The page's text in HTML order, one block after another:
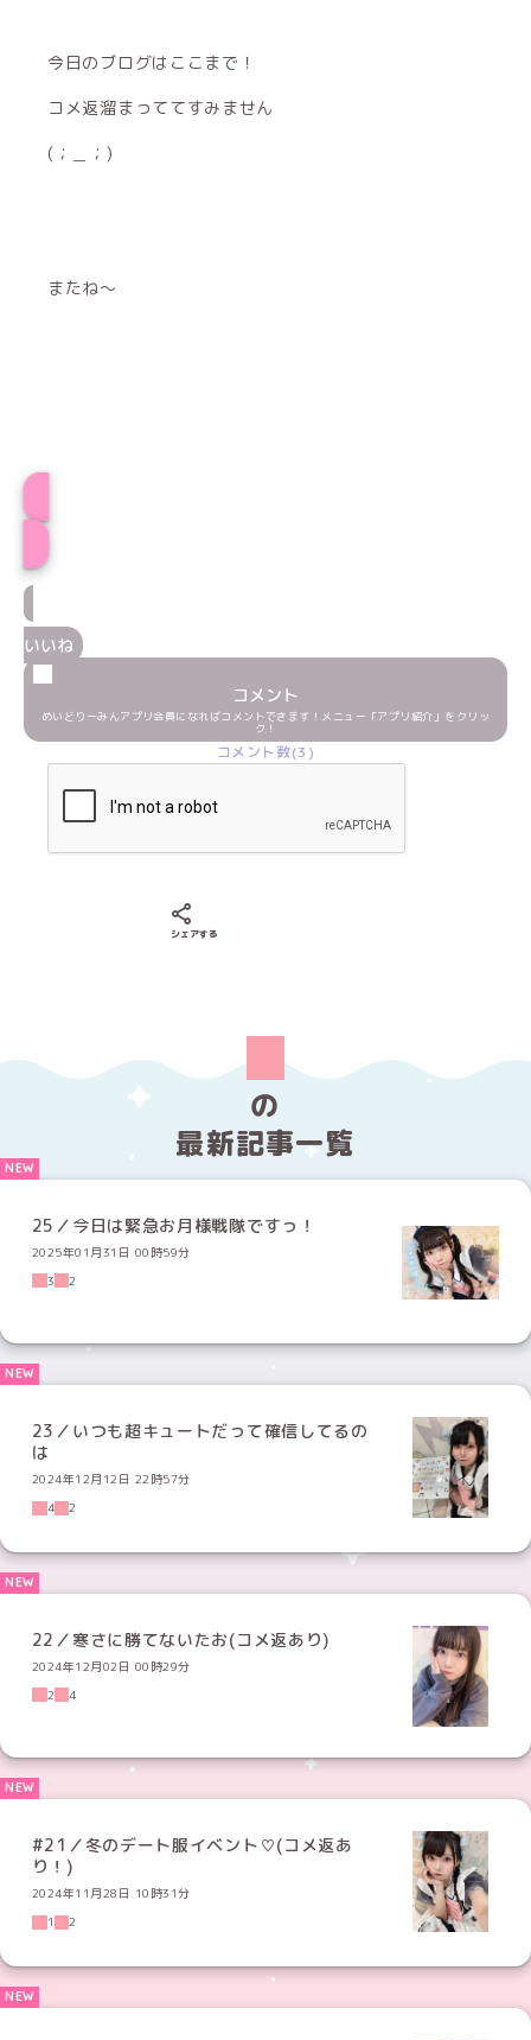
今日のブログはここまで！
コメ返溜まっててすみません
(；＿；)
またね〜
いいね
コメント
めいどりーみんアプリ会員になればコメントできます！メニュー「アプリ紹介」をクリッ
ク！
コメント数(3)
シェアする
の
最新記事一覧
25／今日は緊急お月様戦隊ですっ！
2025年01月31日 00時59分
3
2
23／いつも超キュートだって確信してるの
は
2024年12月12日 22時57分
4
2
22／寒さに勝てないたお(コメ返あり)
2024年12月02日 00時29分
2
4
#21／冬のデート服イベント♡(コメ返あ
り！)
2024年11月28日 10時31分
1
2